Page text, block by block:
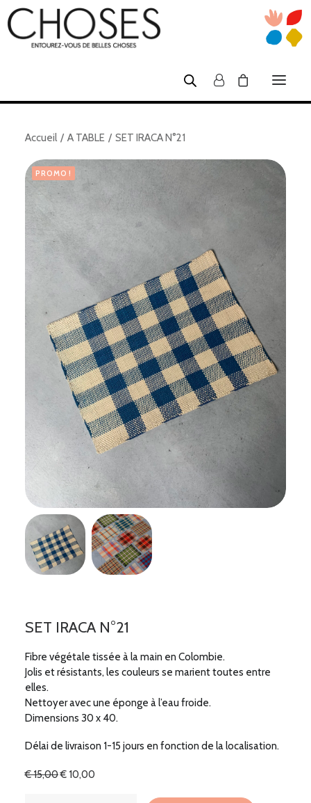
SHOP
NOUS
ATELIERS TUFTING
CRÉATEURS
VENTES PRIVÉES
Accueil A TABLE SET IRACA N°21
PROMO !
SET IRACA N°21
Fibre végétale tissée à la main en Colombie.
Jolis et résistants, les couleurs se marient toutes entre
elles.
Nettoyer avec une éponge à l’eau froide.
Dimensions 30 x 40.
Délai de livraison 1-15 jours en fonction de la localisation.
€15,00Le
€ 10,00